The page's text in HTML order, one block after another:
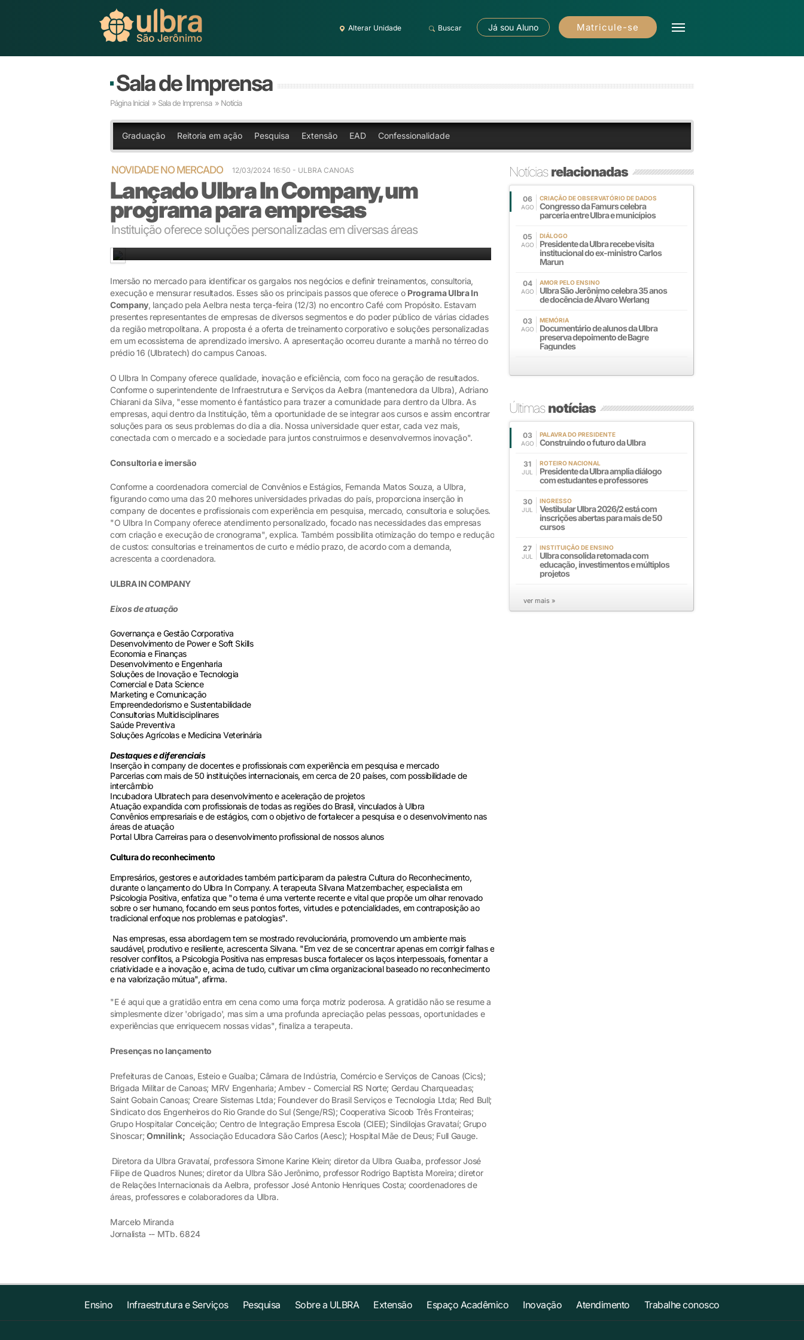
Alterar Unidade Buscar Já sou Aluno Matricule-se
Sala de Imprensa
Página Inicial » Sala de Imprensa » Notícia
Graduação Reitoria em ação Pesquisa Extensão EAD Confessionalidade
NOVIDADE NO MERCADO 12/03/2024 16:50 - ULBRA CANOAS
Lançado Ulbra In Company, um
programa para empresas
Instituição oferece soluções personalizadas em diversas áreas
Imersão no mercado para identificar os gargalos nos negócios e definir treinamentos, consultoria,
execução e mensurar resultados. Esses são os principais passos que oferece o Programa Ulbra In
Company, lançado pela Aelbra nesta terça-feira (12/3) no encontro Café com Propósito. Estavam
presentes representantes de empresas de diversos segmentos e do poder público de várias cidades
da região metropolitana. A proposta é a oferta de treinamento corporativo e soluções personalizadas
em um ecossistema de aprendizado imersivo. A apresentação ocorreu durante a manhã no térreo do
prédio 16 (Ulbratech) do campus Canoas.
O Ulbra In Company oferece qualidade, inovação e eficiência, com foco na geração de resultados.
Conforme o superintendente de Infraestrutura e Serviços da Aelbra (mantenedora da Ulbra), Adriano
Chiarani da Silva, "esse momento é fantástico para trazer a comunidade para dentro da Ulbra. As
empresas, aqui dentro da Instituição, têm a oportunidade de se integrar aos cursos e assim encontrar
soluções para os seus problemas do dia a dia. Nossa universidade quer estar, cada vez mais,
conectada com o mercado e a sociedade para juntos construirmos e desenvolvermos inovação".
Consultoria e imersão
Conforme a coordenadora comercial de Convênios e Estágios, Fernanda Matos Souza, a Ulbra,
figurando como uma das 20 melhores universidades privadas do país, proporciona inserção in
company de docentes e profissionais com experiência em pesquisa, mercado, consultoria e soluções.
"O Ulbra In Company oferece atendimento personalizado, focado nas necessidades das empresas
com criação e execução de cronograma", explica. Também possibilita otimização do tempo e redução
de custos: consultorias e treinamentos de curto e médio prazo, de acordo com a demanda,
acrescenta a coordenadora.
ULBRA IN COMPANY
Eixos de atuação
Governança e Gestão Corporativa
Desenvolvimento de Power e Soft Skills
Economia e Finanças
Desenvolvimento e Engenharia
Soluções de Inovação e Tecnologia
Comercial e Data Science
Marketing e Comunicação
Empreendedorismo e Sustentabilidade
Consultorias Multidisciplinares
Saúde Preventiva
Soluções Agrícolas e Medicina Veterinária
Destaques e diferenciais
Inserção in company de docentes e profissionais com experiência em pesquisa e mercado
Parcerias com mais de 50 instituições internacionais, em cerca de 20 países, com possibilidade de
intercâmbio
Incubadora Ulbratech para desenvolvimento e aceleração de projetos
Atuação expandida com profissionais de todas as regiões do Brasil, vinculados à Ulbra
Convênios empresariais e de estágios, com o objetivo de fortalecer a pesquisa e o desenvolvimento nas
áreas de atuação
Portal Ulbra Carreiras para o desenvolvimento profissional de nossos alunos
Cultura do reconhecimento
Empresários, gestores e autoridades também participaram da palestra Cultura do Reconhecimento,
durante o lançamento do Ulbra In Company. A terapeuta Silvana Matzembacher, especialista em
Psicologia Positiva, enfatiza que "o tema é uma vertente recente e vital que propõe um olhar renovado
sobre o ser humano, focando em seus pontos fortes, virtudes e potencialidades, em contraposição ao
tradicional enfoque nos problemas e patologias".
Nas empresas, essa abordagem tem se mostrado revolucionária, promovendo um ambiente mais
saudável, produtivo e resiliente, acrescenta Silvana. "Em vez de se concentrar apenas em corrigir falhas e
resolver conflitos, a Psicologia Positiva nas empresas busca fortalecer os laços interpessoais, fomentar a
criatividade e a inovação e, acima de tudo, cultivar um clima organizacional baseado no reconhecimento
e na valorização mútua", afirma.
"E é aqui que a gratidão entra em cena como uma força motriz poderosa. A gratidão não se resume a
simplesmente dizer 'obrigado', mas sim a uma profunda apreciação pelas pessoas, oportunidades e
experiências que enriquecem nossas vidas", finaliza a terapeuta.
Presenças no lançamento
Prefeituras de Canoas, Esteio e Guaíba; Câmara de Indústria, Comércio e Serviços de Canoas (Cics);
Brigada Militar de Canoas; MRV Engenharia; Ambev - Comercial RS Norte; Gerdau Charqueadas;
Saint Gobain Canoas; Creare Sistemas Ltda; Foundever do Brasil Serviços e Tecnologia Ltda; Red Bull;
Sindicato dos Engenheiros do Rio Grande do Sul (Senge/RS); Cooperativa Sicoob Três Fronteiras;
Grupo Hospitalar Conceição; Centro de Integração Empresa Escola (CIEE); Sindilojas Gravataí; Grupo
Sinoscar;Omnilink; Associação Educadora São Carlos (Aesc); Hospital Mãe de Deus; Full Gauge.
Diretora da Ulbra Gravataí, professora Simone Karine Klein; diretor da Ulbra Guaíba, professor José
Filipe de Quadros Nunes; diretor da Ulbra São Jerônimo, professor Rodrigo Baptista Moreira; diretor
de Relações Internacionais da Aelbra, professor José Antonio Henriques Costa; coordenadores de
áreas, professores e colaboradores da Ulbra.
Marcelo Miranda
Jornalista -- MTb. 6824
Notíciasrelacionadas
06
AGO
CRIAÇÃO DE OBSERVATÓRIO DE DADOS
Congresso da Famurs celebra
parceria entre Ulbra e municípios
05
AGO
DIÁLOGO
Presidente da Ulbra recebe visita
institucional do ex-ministro Carlos
Marun
04
AGO
AMOR PELO ENSINO
Ulbra São Jerônimo celebra 35 anos
de docência de Álvaro Werlang
03
AGO
MEMÓRIA
Documentário de alunos da Ulbra
preserva depoimento de Bagre
Fagundes
Últimasnotícias
03
AGO
PALAVRA DO PRESIDENTE
Construindo o futuro da Ulbra
31
JUL
ROTEIRO NACIONAL
Presidente da Ulbra amplia diálogo
com estudantes e professores
30
JUL
INGRESSO
Vestibular Ulbra 2026/2 está com
inscrições abertas para mais de 50
cursos
27
JUL
INSTITUIÇÃO DE ENSINO
Ulbra consolida retomada com
educação, investimentos e múltiplos
projetos
ver mais »
Ensino Infraestrutura e Serviços Pesquisa Sobre a ULBRA Extensão Espaço Acadêmico Inovação Atendimento Trabalhe conosco